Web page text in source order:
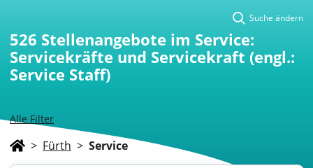
Alle Filter
Suche ändern
526 Stellenangebote im Service:
Servicekräfte und Servicekraft (engl.:
Service Staff)
> Fürth > Service